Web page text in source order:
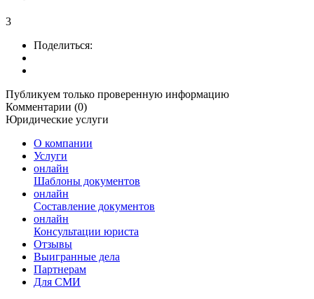
3
Поделиться:
Публикуем только проверенную информацию
Комментарии (0)
Юридические услуги
О компании
Услуги
онлайн
Шаблоны документов
онлайн
Составление документов
онлайн
Консультации юриста
Отзывы
Выигранные дела
Партнерам
Для СМИ